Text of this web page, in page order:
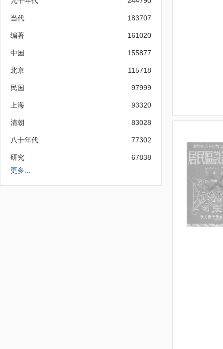
当代 183707
编著 161020
中国 155877
北京 115718
民国 97999
上海 93320
清朝 83028
八十年代 77302
研究
67838
更多...